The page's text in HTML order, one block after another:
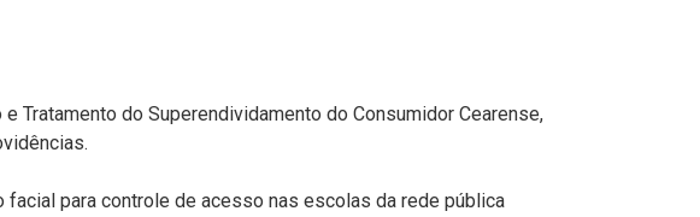
Tratamento do Superendividamento do Consumidor Cearense,
para controle de acesso nas escolas da rede pública